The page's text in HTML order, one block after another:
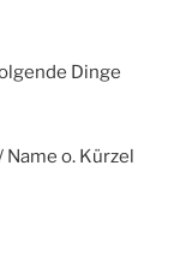
Dinge
Name o. Kürzel